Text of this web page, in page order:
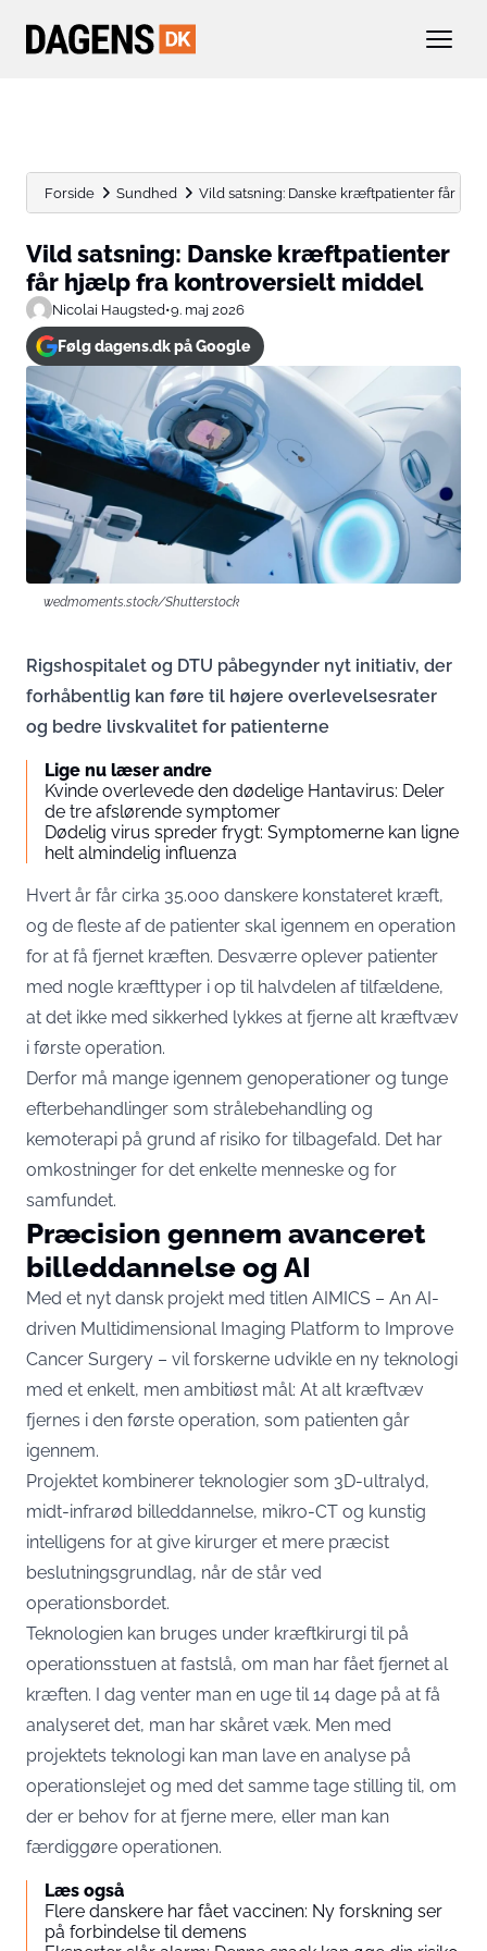
Forside Sundhed Vild satsning: Danske kræftpatienter får
Vild satsning: Danske kræftpatienter
får hjælp fra kontroversielt middel
Nicolai Haugsted•9. maj 2026
Følg dagens.dk på Google
wedmoments.stock/Shutterstock
Rigshospitalet og DTU påbegynder nyt initiativ, der
forhåbentlig kan føre til højere overlevelsesrater
og bedre livskvalitet for patienterne
Lige nu læser andre
Kvinde overlevede den dødelige Hantavirus: Deler
de tre afslørende symptomer
Dødelig virus spreder frygt: Symptomerne kan ligne
helt almindelig influenza
Hvert år får cirka 35.000 danskere konstateret kræft,
og de fleste af de patienter skal igennem en operation
for at få fjernet kræften. Desværre oplever patienter
med nogle kræfttyper i op til halvdelen af tilfældene,
at det ikke med sikkerhed lykkes at fjerne alt kræftvæv
i første operation.
Derfor må mange igennem genoperationer og tunge
efterbehandlinger som strålebehandling og
kemoterapi på grund af risiko for tilbagefald. Det har
omkostninger for det enkelte menneske og for
samfundet.
Præcision gennem avanceret
billeddannelse og AI
Med et nyt dansk projekt med titlen AIMICS – An AI-
driven Multidimensional Imaging Platform to Improve
Cancer Surgery – vil forskerne udvikle en ny teknologi
med et enkelt, men ambitiøst mål: At alt kræftvæv
fjernes i den første operation, som patienten går
igennem.
Projektet kombinerer teknologier som 3D-ultralyd,
midt-infrarød billeddannelse, mikro-CT og kunstig
intelligens for at give kirurger et mere præcist
beslutningsgrundlag, når de står ved
operationsbordet.
Teknologien kan bruges under kræftkirurgi til på
operationsstuen at fastslå, om man har fået fjernet al
kræften. I dag venter man en uge til 14 dage på at få
analyseret det, man har skåret væk. Men med
projektets teknologi kan man lave en analyse på
operationslejet og med det samme tage stilling til, om
der er behov for at fjerne mere, eller man kan
færdiggøre operationen.
Læs også
Flere danskere har fået vaccinen: Ny forskning ser
på forbindelse til demens